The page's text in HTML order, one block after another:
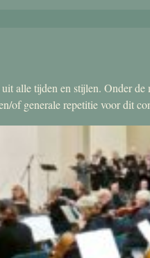
alle tijden en stijlen. Onder
of generale repetitie voor dit